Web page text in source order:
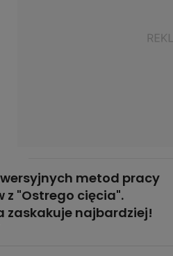
metod pracy
z "Ostrego cięcia".
zaskakuje najbardziej!